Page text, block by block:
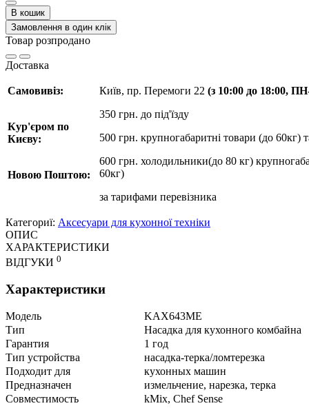
В кошик
Замовлення в один клік
Товар розпродано
Доставка
Самовивіз:
Кур'єром по
Києву:
Новою Поштою:
Київ, пр. Перемоги 22 (з 10:00 до 18:00,
350 грн. до під'їзду
500 грн. крупногабаритні товари (до 60кг)
600 грн. холодильники(до 80 кг)
60кг)
за тарифами перевізника
Категориї: Аксесуари для кухонної техніки
ОПИС
ХАРАКТЕРИСТИКИ
ВІДГУКИ 0
Характеристики
Модель
KAX643МЕ
Тип
Насадка для кухонного комбайна
Гарантия
1 год
Тип устройства
насадка-терка/ломтерезка
Подходит для
кухонных машин
Предназначен
измельчение, нарезка, терка
Совместимость
kMix, Chef Sense